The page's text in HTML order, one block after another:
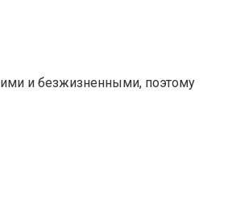
и безжизненными, поэтому